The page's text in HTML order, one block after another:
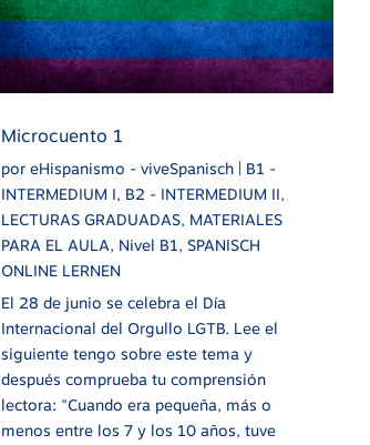
Microcuento 1
por eHispanismo - viveSpanisch| B1 -
INTERMEDIUM I, B2 - INTERMEDIUM II,
LECTURAS GRADUADAS, MATERIALES
PARA EL AULA, Nivel B1, SPANISCH
ONLINE LERNEN
El 28 de junio se celebra el Día
Internacional del Orgullo LGTB. Lee el
siguiente tengo sobre este tema y
después comprueba tu comprensión
lectora: "Cuando era pequeña, más o
menos entre los 7 y los 10 años, tuve